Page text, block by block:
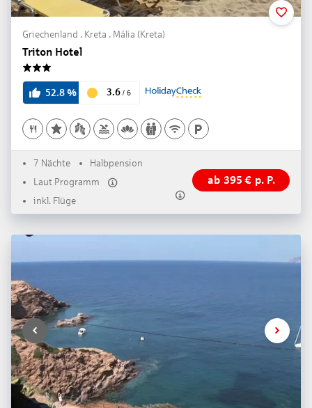
Griechenland . Kreta . Mália (Kreta)
Triton Hotel
3
52.8% 3.6 / 6
7 Nächte
Halbpension
Laut Programm
inkl. Flüge
ab 395 € p. P.